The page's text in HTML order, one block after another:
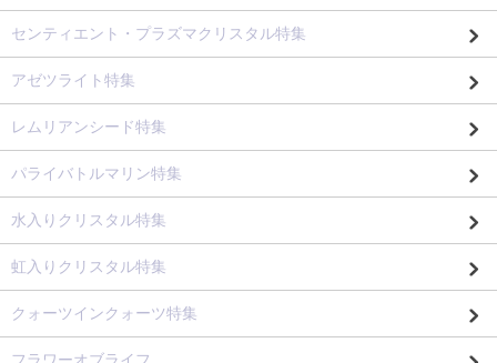
センティエント・プラズマクリスタル特集
アゼツライト特集
レムリアンシード特集
パライバトルマリン特集
水入りクリスタル特集
虹入りクリスタル特集
クォーツインクォーツ特集